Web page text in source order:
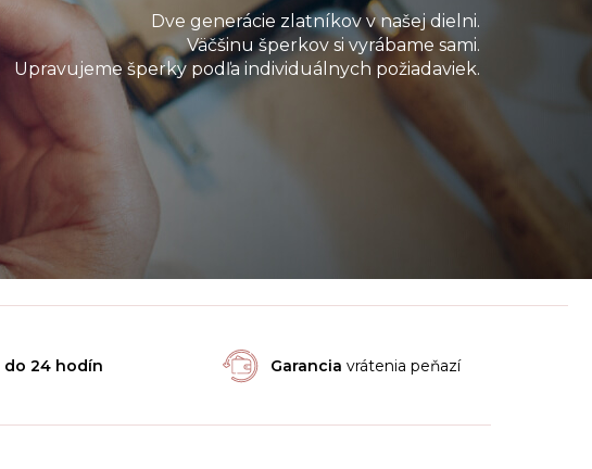
Dve generácie zlatníkov v našej dielni.
Väčšinu šperkov si vyrábame sami.
Upravujeme šperky podľa individuálnych požiadaviek.
do 24 hodín Garancia vrátenia peňazí